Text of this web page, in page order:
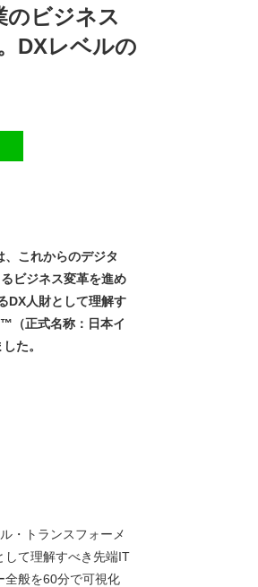
のビジネス
DXレベルの
これからのデジタ
ビジネス変革を進め
DX人財として理解す
（正式名称：日本イ
た。
・トランスフォーメ
して理解すべき先端IT
全般を60分で可視化